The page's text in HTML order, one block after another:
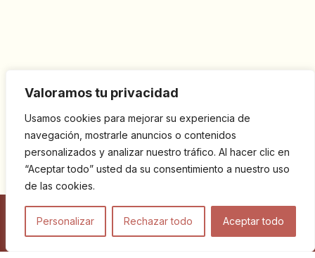
Valoramos tu privacidad
Usamos cookies para mejorar su experiencia de
navegación, mostrarle anuncios o contenidos
personalizados y analizar nuestro tráfico. Al hacer clic en
“Aceptar todo” usted da su consentimiento a nuestro uso
de las cookies.
Personalizar Rechazar todo Aceptar todo